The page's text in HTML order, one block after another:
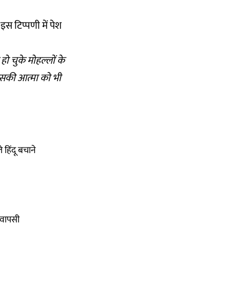
टिप्पणी में पेश
हो चुके मोहल्लों के
आत्मा को भी
हिंदू बचाने